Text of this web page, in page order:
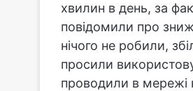
хвилин в день, за
повідомили про
нічого не робили,
просили
проводили в мережі